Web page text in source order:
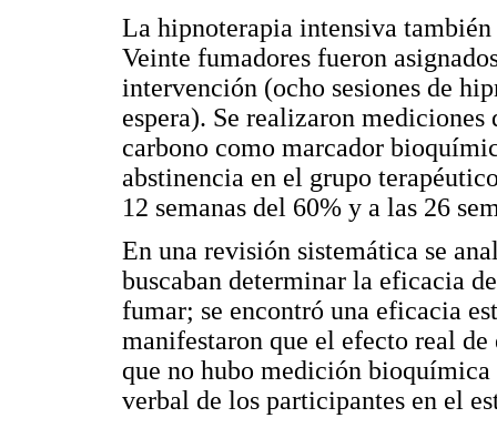
La hipnoterapia intensiva
Veinte fumadores fueron
intervención (ocho sesiones de
espera). Se realizaron
carbono como marcador
abstinencia en el grupo
12 semanas del 60% y a las 26
En una revisión sistemática se
buscaban determinar la eficacia
fumar; se encontró una eficacia
manifestaron que el efecto real de
que no hubo medición
verbal de los participantes en el